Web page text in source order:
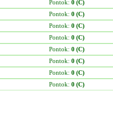
Pontok: 0 (C)
Pontok: 0 (C)
Pontok: 0 (C)
Pontok: 0 (C)
Pontok: 0 (C)
Pontok: 0 (C)
Pontok: 0 (C)
Pontok: 0 (C)